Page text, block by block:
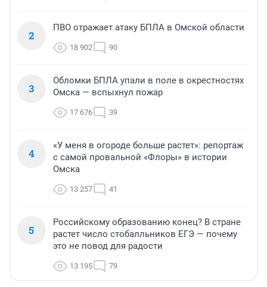
2
ПВО отражает атаку БПЛА в Омской области
18 902 90
3
Обломки БПЛА упали в поле в окрестностях
Омска — вспыхнул пожар
17 676 39
4
«У меня в огороде больше растет»: репортаж
с самой провальной «Флоры» в истории
Омска
13 257 41
5
Российскому образованию конец? В стране
растет число стобалльников ЕГЭ — почему
это не повод для радости
13 195 79